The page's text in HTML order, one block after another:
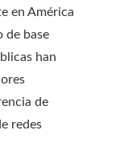
en América
de base
han
de
redes